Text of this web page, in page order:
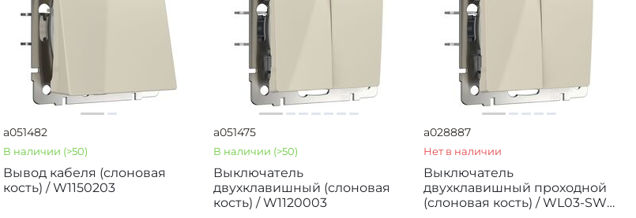
Вывод кабеля (слоновая
кость) / W1150203
a051482
В наличии (>50)
Выключатель
двухклавишный (слоновая
кость) / W1120003
a051475
В наличии (>50)
Выключатель
двухклавишный проходной
(слоновая кость) / WL03-SW-
a028887
Нет в наличии